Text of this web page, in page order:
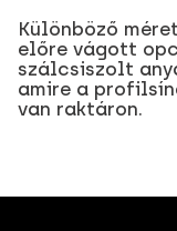
Különböző
előre vágott
szálcsiszolt
amire a
van raktáron.